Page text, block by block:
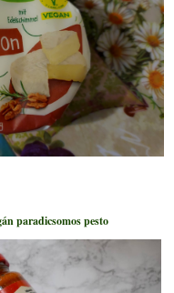
paradicsomos pesto